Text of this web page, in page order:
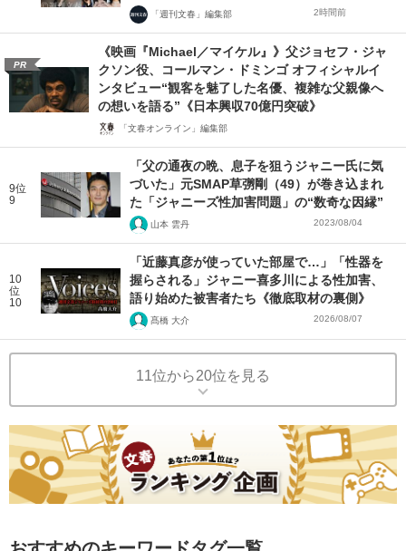
「週刊文春」編集部 2時間前
PR
《映画『Michael／マイケル』》父ジョセフ・ジャ
クソン役、コールマン・ドミンゴ オフィシャルイ
ンタビュー“観客を魅了した名優、複雑な父親像へ
の想いを語る”《日本興収70億円突破》
「文春オンライン」編集部
9位
9
「父の通夜の晩、息子を狙うジャニー氏に気
づいた」元SMAP草彅剛（49）が巻き込まれ
た「ジャニーズ性加害問題」の“数奇な因縁”
山本 雲丹 2023/08/04
10
位
10
「近藤真彦が使っていた部屋で…」「性器を
握らされる」ジャニー喜多川による性加害、
語り始めた被害者たち《徹底取材の裏側》
髙橋 大介 2026/08/07
11位から20位を見る